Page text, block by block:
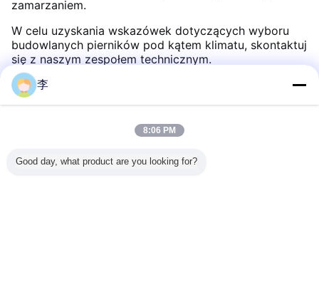
zamarzaniem.
W celu uzyskania wskazówek dotyczących wyboru
budowlanych pierników pod kątem klimatu, skontaktuj
się z naszym zespołem technicznym.
Polecane produkty
李
8:06 PM
Good day, what product are you looking for?